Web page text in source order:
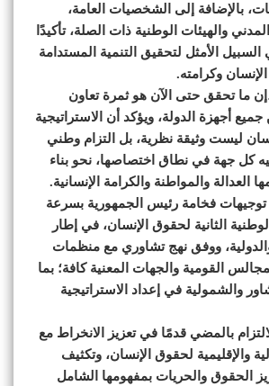
بالإضافة إلى الشخصيات العامة،
والهيئات الوطنية ذات الصلة، تأكيدًا
الأمثل لتحقيق التنمية المستدامة
وكرامته.
ما تحقق حتى الآن هو ثمرة تعاون
أجهزة الدولة، ويؤكد أن الاستراتيجية
ليست وثيقة نظرية، بل التزام وطني
كل جهة في نطاق اختصاصها، نحو بناء
العدالة والمواطنة والكرامة الإنسانية.
فخامة رئيس الجمهورية بسرعة
الثانية لحقوق الإنسان، في إطار
ووفق نهج تشاوري مع منظمات
القومية والجهات المعنية كافة؛ بما
والشمولية في إعداد الاستراتيجية
بالمضي قدمًا في تعزيز الانخراط مع
والإقليمية لحقوق الإنسان، وتكثيف
الحقوق والحريات بمفهومها الشامل